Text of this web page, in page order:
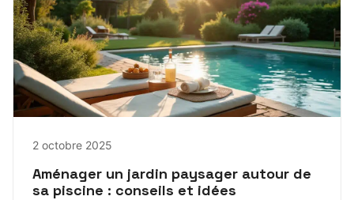
2 octobre 2025
Aménager un jardin paysager autour de
sa piscine : conseils et idées